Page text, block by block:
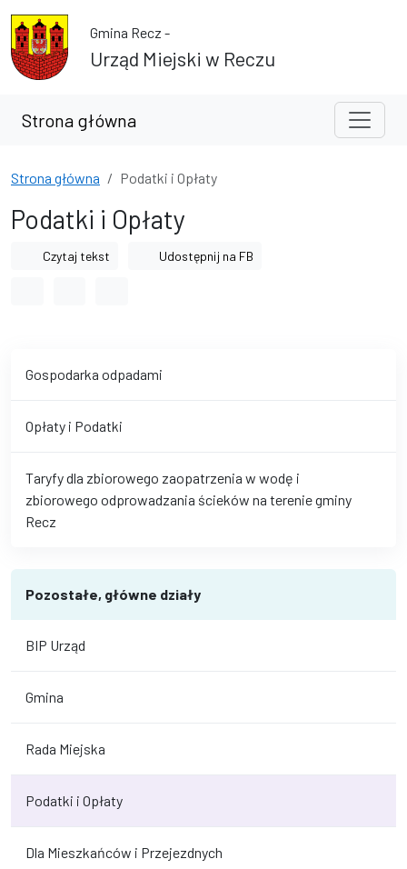
Przejdź do treści
Przejdź do wyszukiwarki
Gmina Recz -
Urząd Miejski w Reczu
Strona główna
Strona główna Podatki i Opłaty
Podatki i Opłaty
Czytaj tekst Udostępnij na FB
Gospodarka odpadami
Opłaty i Podatki
Taryfy dla zbiorowego zaopatrzenia w wodę i
zbiorowego odprowadzania ścieków na terenie gminy
Recz
Pozostałe, główne działy
BIP Urząd
Gmina
Rada Miejska
Podatki i Opłaty
Dla Mieszkańców i Przejezdnych